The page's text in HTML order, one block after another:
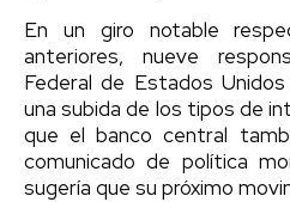
En un giro notable
anteriores, nueve
Federal de Estados
una subida de los tipos de
que el banco central
comunicado de política
sugería que su próximo